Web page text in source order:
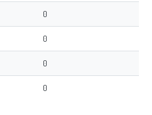
0
0
0
0